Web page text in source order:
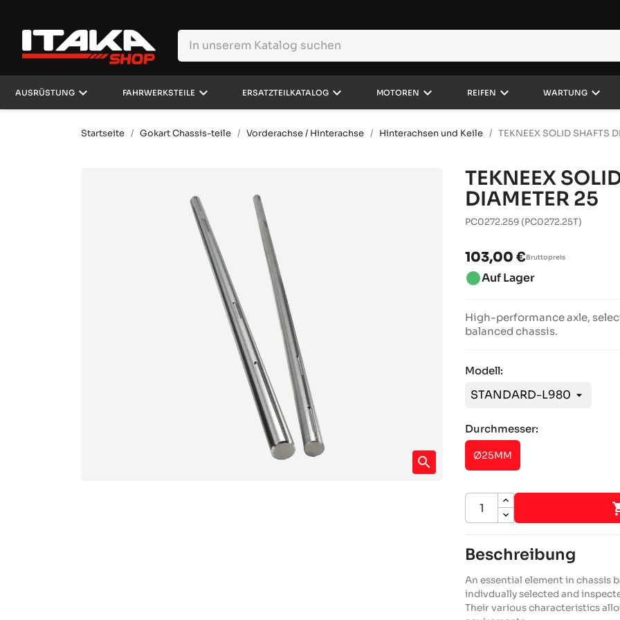
AUSRÜSTUNG keyboard_arrow_down FAHRWERKSTEILE keyboard_arrow_down ERSATZTEILKATALOG keyboard_arrow_down MOTOREN keyboard_arrow_down REIFEN keyboard_arrow_down WARTUNG keyboard_arrow_down
Startseite Gokart Chassis-teile Vorderachse / Hinterachse Hinterachsen und Keile TEKNEEX SOLID SHAFTS
search
TEKNEEX
DIAMETER 25
PC0272.259 (PC0272.25T)
103,00 €Bruttopreis
brightness_1Auf Lager
High-performance axle,
balanced chassis.
Modell:
Durchmesser:
Ø25MM
Beschreibung
An essential element in chassis
indivdually selected and
Their various characteristics